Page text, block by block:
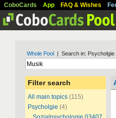
CoboCards App FAQ & Wishes
Whole Pool | Search in: Psycholgie
Filter search
All main topics (115)
Psycholgie (4)